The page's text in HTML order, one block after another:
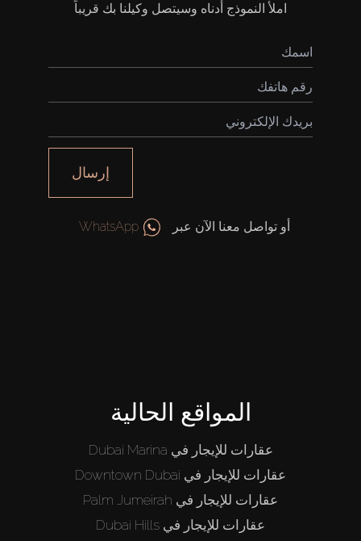
املأ النموذج أدناه وسيتصل وكيلنا بك قريباً
إرسال
أو تواصل معنا الآن عبر WhatsApp
المواقع الحالية
عقارات للإيجار في Dubai Marina
عقارات للإيجار في Downtown Dubai
عقارات للإيجار في Palm Jumeirah
عقارات للإيجار في Dubai Hills